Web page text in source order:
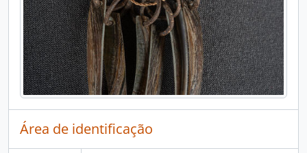
Área de identificação